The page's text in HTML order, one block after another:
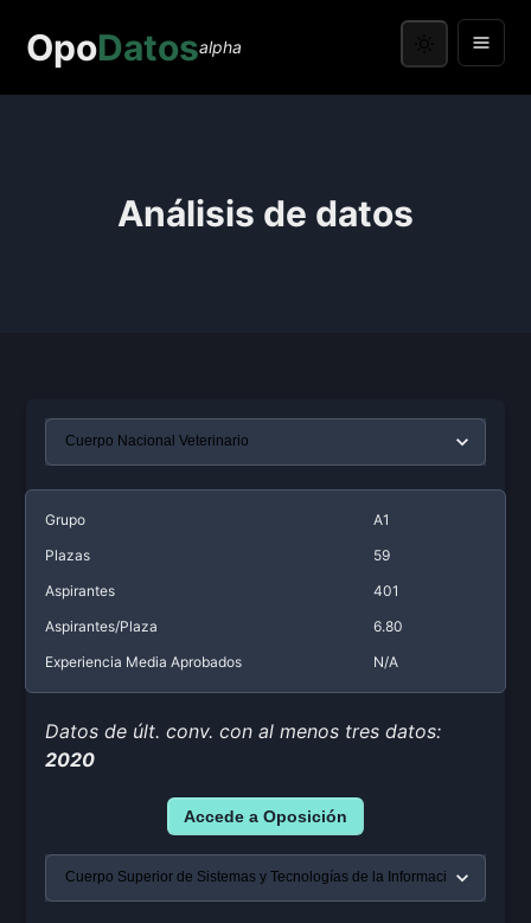
OpoDatosalpha
Análisis de datos
Grupo
A1
Plazas
59
Aspirantes
401
Aspirantes/Plaza
6.80
Experiencia Media Aprobados
N/A
Datos de últ. conv. con al menos tres datos:
2020
Accede a Oposición